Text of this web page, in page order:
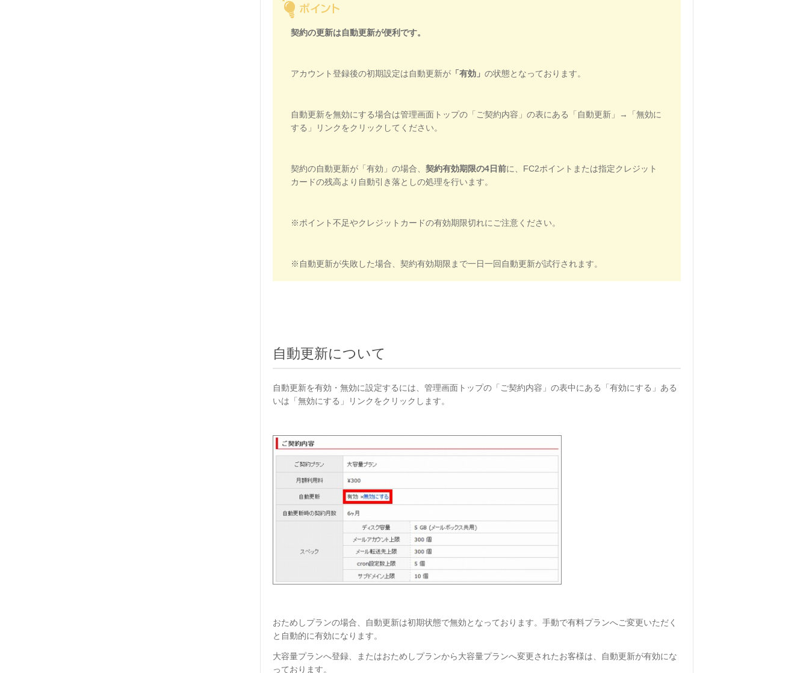
契約の更新は自動更新が便利です。
アカウント登録後の初期設定は自動更新が 「有効」 の状態となっております。
自動更新を無効にする場合は管理画面トップの「ご契約内容」の表にある「自動更新」→「無効に
する」リンクをクリックしてください。
契約の自動更新が「有効」の場合、 契約有効期限の4日前に、FC2ポイントまたは指定クレジット
カードの残高より自動引き落としの処理を行います。
※ポイント不足やクレジットカードの有効期限切れにご注意ください。
※自動更新が失敗した場合、契約有効期限まで一日一回自動更新が試行されます。
自動更新について
自動更新を有効・無効に設定するには、管理画面トップの「ご契約内容」の表中にある「有効にする」ある
いは「無効にする」リンクをクリックします。
おためしプランの場合、自動更新は初期状態で無効となっております。手動で有料プランへご変更いただく
と自動的に有効になります。
大容量プランへ登録、またはおためしプランから大容量プランへ変更されたお客様は、自動更新が有効にな
っております。